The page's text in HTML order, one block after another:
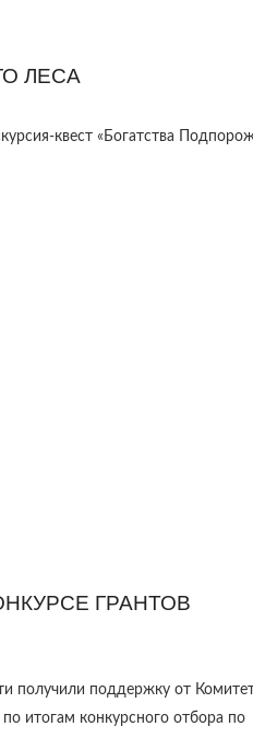
ЛЕСА
квест «Богатства
ГРАНТОВ
получили поддержку от
итогам конкурсного отбора по